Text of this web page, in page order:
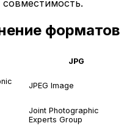
форматов
JPG
JPEG Image
Joint Photographic
Experts Group